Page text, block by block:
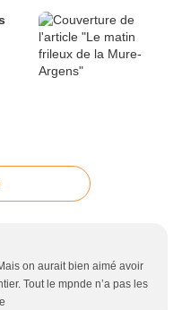
on aurait bien aimé avoir
Tout le mpnde n’a pas les